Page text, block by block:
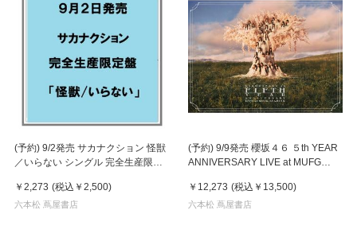
(予約) 9/2発売 サカナクション 怪獣
／いらない シングル 完全生産限定
￥2,273 (税込 ￥2,500)
六本松 蔦屋書店
(予約) 9/9発売 櫻坂４６ ５th YEAR
ANNIVERSARY LIVE at MUFG
￥12,273 (税込 ￥13,500)
六本松 蔦屋書店